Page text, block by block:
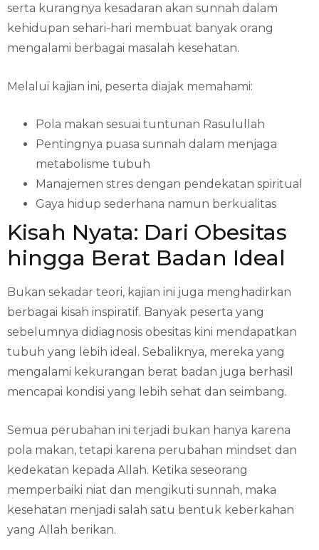
serta kurangnya kesadaran akan sunnah dalam
kehidupan sehari-hari membuat banyak orang
mengalami berbagai masalah kesehatan.
Melalui kajian ini, peserta diajak memahami:
Pola makan sesuai tuntunan Rasulullah
Pentingnya puasa sunnah dalam menjaga
metabolisme tubuh
Manajemen stres dengan pendekatan spiritual
Gaya hidup sederhana namun berkualitas
Kisah Nyata: Dari Obesitas
hingga Berat Badan Ideal
Bukan sekadar teori, kajian ini juga menghadirkan
berbagai kisah inspiratif. Banyak peserta yang
sebelumnya didiagnosis obesitas kini mendapatkan
tubuh yang lebih ideal. Sebaliknya, mereka yang
mengalami kekurangan berat badan juga berhasil
mencapai kondisi yang lebih sehat dan seimbang.
Semua perubahan ini terjadi bukan hanya karena
pola makan, tetapi karena perubahan mindset dan
kedekatan kepada Allah. Ketika seseorang
memperbaiki niat dan mengikuti sunnah, maka
kesehatan menjadi salah satu bentuk keberkahan
yang Allah berikan.